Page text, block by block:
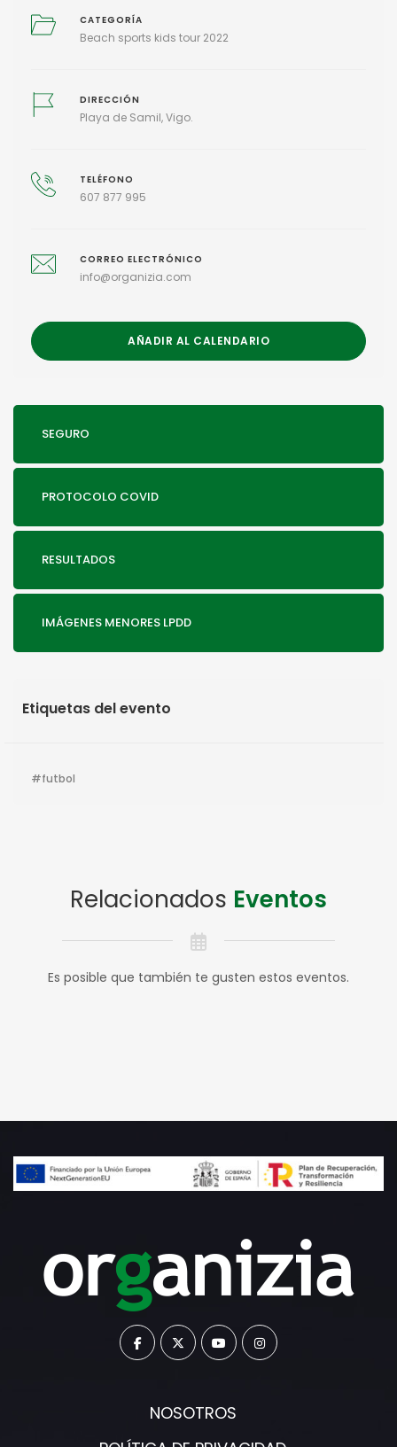
CATEGORÍA
Beach sports kids tour 2022
DIRECCIÓN
Playa de Samil, Vigo.
TELÉFONO
607 877 995
CORREO ELECTRÓNICO
info@organizia.com
AÑADIR AL CALENDARIO
SEGURO
PROTOCOLO COVID
RESULTADOS
IMÁGENES MENORES LPDD
Etiquetas del evento
futbol
Relacionados Eventos
Es posible que también te gusten estos eventos.
NOSOTROS